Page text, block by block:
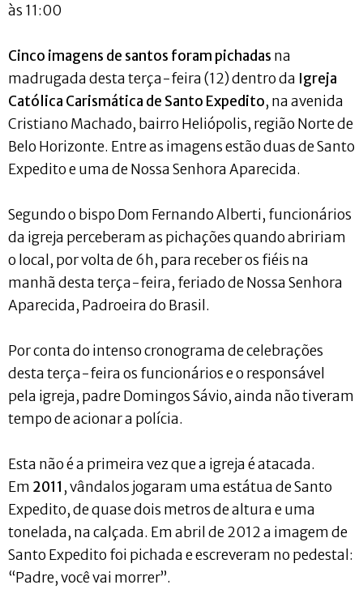
às 11:00
Cinco imagens de santos foram pichadas na
madrugada desta terça-feira (12) dentro da Igreja
Católica Carismática de Santo Expedito, na avenida
Cristiano Machado, bairro Heliópolis, região Norte de
Belo Horizonte. Entre as imagens estão duas de Santo
Expedito e uma de Nossa Senhora Aparecida.
Segundo o bispo Dom Fernando Alberti, funcionários
da igreja perceberam as pichações quando abririam
o local, por volta de 6h, para receber os fiéis na
manhã desta terça-feira, feriado de Nossa Senhora
Aparecida, Padroeira do Brasil.
Por conta do intenso cronograma de celebrações
desta terça-feira os funcionários e o responsável
pela igreja, padre Domingos Sávio, ainda não tiveram
tempo de acionar a polícia.
Esta não é a primeira vez que a igreja é atacada.
Em 2011 , vândalos jogaram uma estátua de Santo
Expedito, de quase dois metros de altura e uma
tonelada, na calçada. Em abril de 2012 a imagem de
Santo Expedito foi pichada e escreveram no pedestal:
“Padre, você vai morrer”.